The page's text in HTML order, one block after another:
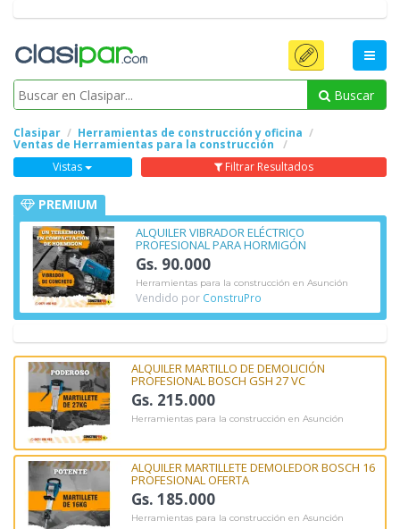
Buscar
Clasipar Herramientas de construcción y oficina
Ventas de Herramientas para la construcción
Vistas
Filtrar Resultados
PREMIUM
ALQUILER VIBRADOR ELÉCTRICO
PROFESIONAL PARA HORMIGÓN
Gs. 90.000
Herramientas para la construcción en Asunción
Vendido por ConstruPro
ALQUILER MARTILLO DE DEMOLICIÓN
PROFESIONAL BOSCH GSH 27 VC
Gs. 215.000
Herramientas para la construcción en Asunción
ALQUILER MARTILLETE DEMOLEDOR BOSCH 16
PROFESIONAL OFERTA
Gs. 185.000
Herramientas para la construcción en Asunción